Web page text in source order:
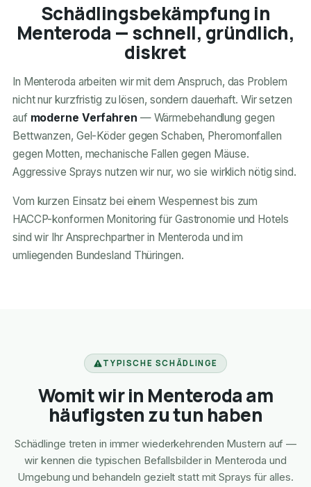
Schädlingsbekämpfung in
Menteroda — schnell, gründlich,
diskret
In Menteroda arbeiten wir mit dem Anspruch, das Problem
nicht nur kurzfristig zu lösen, sondern dauerhaft. Wir setzen
auf moderne Verfahren — Wärmebehandlung gegen
Bettwanzen, Gel-Köder gegen Schaben, Pheromonfallen
gegen Motten, mechanische Fallen gegen Mäuse.
Aggressive Sprays nutzen wir nur, wo sie wirklich nötig sind.
Vom kurzen Einsatz bei einem Wespennest bis zum
HACCP-konformen Monitoring für Gastronomie und Hotels
sind wir Ihr Ansprechpartner in Menteroda und im
umliegenden Bundesland Thüringen.
TYPISCHE SCHÄDLINGE
Womit wir in Menteroda am
häufigsten zu tun haben
Schädlinge treten in immer wiederkehrenden Mustern auf —
wir kennen die typischen Befallsbilder in Menteroda und
Umgebung und behandeln gezielt statt mit Sprays für alles.